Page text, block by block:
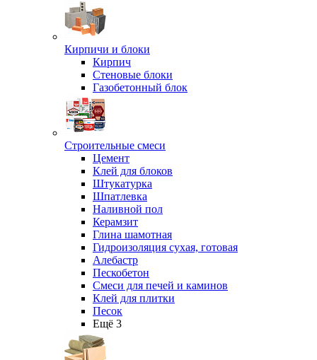
Кирпичи и блоки
Кирпич
Стеновые блоки
Газобетонный блок
Строительные смеси
Цемент
Клей для блоков
Штукатурка
Шпатлевка
Наливной пол
Керамзит
Глина шамотная
Гидроизоляция сухая, готовая
Алебастр
Пескобетон
Смеси для печей и каминов
Клей для плитки
Песок
Ещё 3